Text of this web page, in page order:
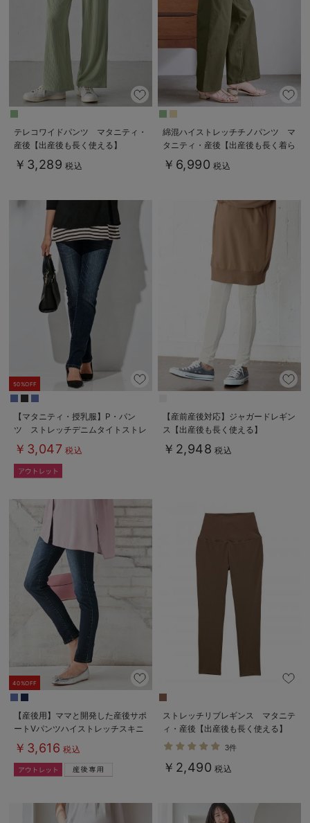
テレコワイドパンツ マタニティ・
産後【出産後も長く使える】
Rosemadame（ローズマダム）
￥3,289 税込
綿混ハイストレッチチノパンツ マ
タニティ・産後【出産後も長く着ら
れる】
￥6,990 税込
50%OFF
【マタニティ・授乳服】P・パン
ツ ストレッチデニムタイトストレ
ート
￥3,047 税込
【産前産後対応】ジャガードレギン
ス【出産後も長く使える】
￥2,948 税込
40%OFF
【産後用】ママと開発した産後サポ
ートVパンツハイストレッチスキニ
ー￥3,616 税込
ストレッチリブレギンス マタニテ
ィ・産後【出産後も長く使える】
3件
￥2,490 税込